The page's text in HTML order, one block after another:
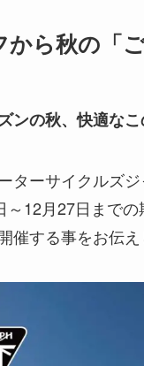
から秋の「
ンの秋、快適な
ターサイクルズ
～12月27日まで
催する事をお伝